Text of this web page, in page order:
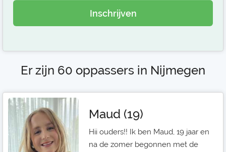
Inschrijven
Er zijn 60 oppassers in Nijmegen
Maud (19)
Hii ouders!! Ik ben Maud, 19 jaar en
na de zomer begonnen met de